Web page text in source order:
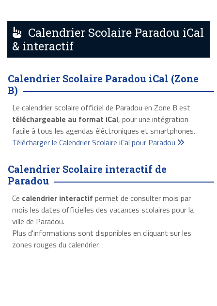
Calendrier Scolaire Paradou iCal
& interactif
Calendrier Scolaire Paradou iCal (Zone
B)
Le calendrier scolaire officiel de Paradou en Zone B est
téléchargeable au format iCal, pour une intégration
facile à tous les agendas éléctroniques et smartphones.
Télécharger le Calendrier Scolaire iCal pour Paradou
Calendrier Scolaire interactif de
Paradou
Ce calendrier interactif permet de consulter mois par
mois les dates officielles des vacances scolaires pour la
ville de Paradou.
Plus d'informations sont disponibles en cliquant sur les
zones rouges du calendrier.